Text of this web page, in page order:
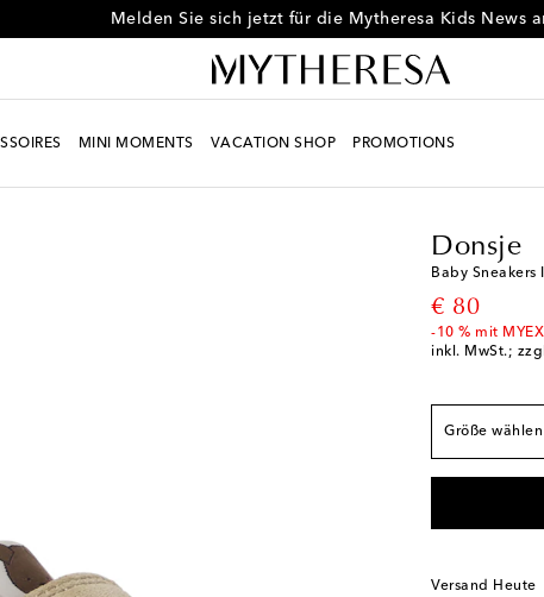
Melden Sie sich jetzt für die Mytheresa Kids News
MINI MOMENTS VACATION SHOP PROMOTIONS
Donsje
Baby Sneakers
€ 80
original
-10 % mit
inkl. MwSt.;
Größe wählen
EU 19 / M 9-
EU 20 / M
EU 22 / M 18-
Versand Heute